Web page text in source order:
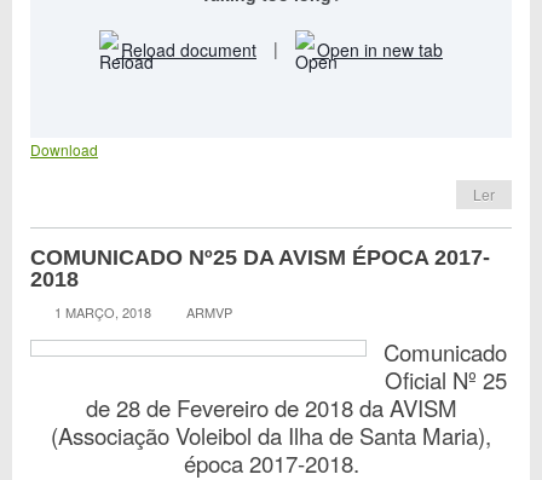
Reload document | Open in new tab
Download
Ler
COMUNICADO Nº25 DA AVISM ÉPOCA 2017-
2018
1 MARÇO, 2018 ARMVP
Comunicado
Oficial Nº 25
de 28 de Fevereiro de 2018 da AVISM
(Associação Voleibol da Ilha de Santa Maria),
época 2017-2018.